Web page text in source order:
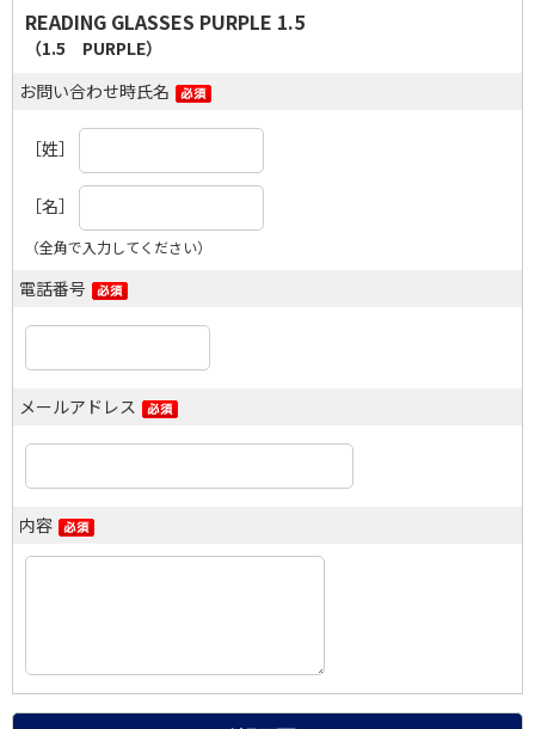
READING GLASSES PURPLE 1.5
（1.5 PURPLE）
お問い合わせ時氏名
［姓］
［名］
（全角で入力してください）
電話番号
メールアドレス
内容